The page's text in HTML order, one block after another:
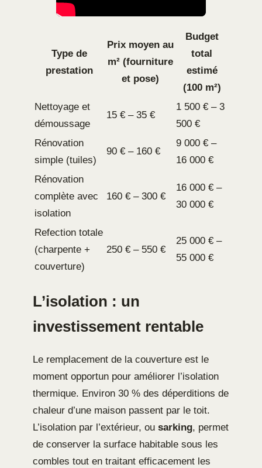
Type de
prestation
Prix moyen au
m² (fourniture
et pose)
Budget
total
estimé
(100 m²)
Nettoyage et
démoussage
15 € – 35 €
1 500 € – 3
500 €
Rénovation
simple (tuiles)
90 € – 160 €
9 000 € –
16 000 €
Rénovation
complète avec
isolation
160 € – 300 €
16 000 € –
30 000 €
Refection totale
(charpente +
couverture)
250 € – 550 €
25 000 € –
55 000 €
L’isolation : un
investissement rentable
Le remplacement de la couverture est le
moment opportun pour améliorer l’isolation
thermique. Environ 30 % des déperditions de
chaleur d’une maison passent par le toit.
L’isolation par l’extérieur, ou sarking, permet
de conserver la surface habitable sous les
combles tout en traitant efficacement les